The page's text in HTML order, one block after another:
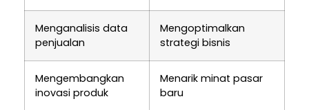
Menganalisis data
penjualan
Mengoptimalkan
strategi bisnis
Mengembangkan
inovasi produk
Menarik minat pasar
baru